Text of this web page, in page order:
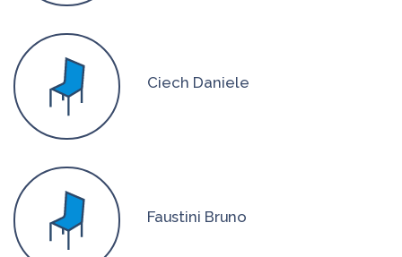
Ciech Daniele
Faustini Bruno